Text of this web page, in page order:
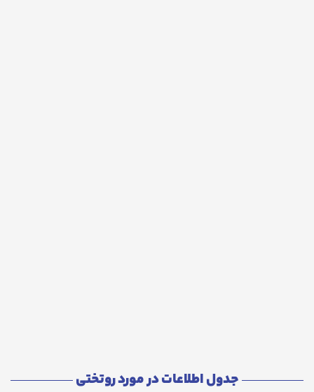
جدول اطلاعات در مورد روتختی